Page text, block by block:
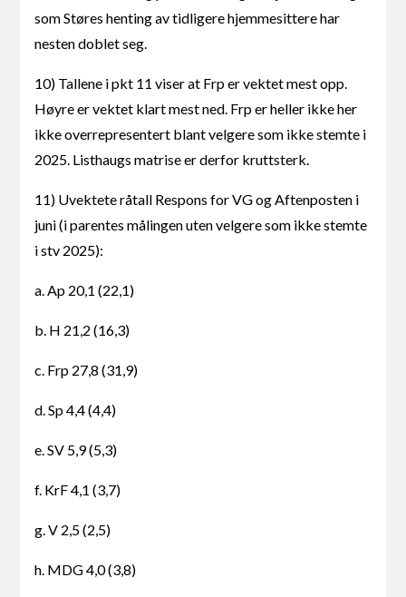
som Støres henting av tidligere hjemmesittere har
nesten doblet seg.
10) Tallene i pkt 11 viser at Frp er vektet mest opp.
Høyre er vektet klart mest ned. Frp er heller ikke her
ikke overrepresentert blant velgere som ikke stemte i
2025. Listhaugs matrise er derfor kruttsterk.
11) Uvektete råtall Respons for VG og Aftenposten i
juni (i parentes målingen uten velgere som ikke stemte
i stv 2025):
a. Ap 20,1 (22,1)
b. H 21,2 (16,3)
c. Frp 27,8 (31,9)
d. Sp 4,4 (4,4)
e. SV 5,9 (5,3)
f. KrF 4,1 (3,7)
g. V 2,5 (2,5)
h. MDG 4,0 (3,8)